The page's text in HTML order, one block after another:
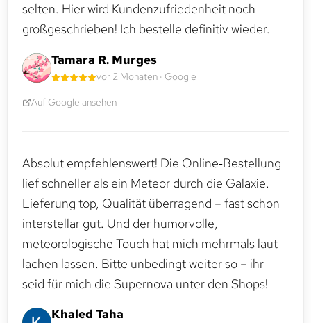
selten. Hier wird Kundenzufriedenheit noch
großgeschrieben! Ich bestelle definitiv wieder.
Tamara R. Murges
vor 2 Monaten · Google
Auf Google ansehen
Absolut empfehlenswert! Die Online‑Bestellung
lief schneller als ein Meteor durch die Galaxie.
Lieferung top, Qualität überragend – fast schon
interstellar gut. Und der humorvolle,
meteorologische Touch hat mich mehrmals laut
lachen lassen. Bitte unbedingt weiter so – ihr
seid für mich die Supernova unter den Shops!
Khaled Taha